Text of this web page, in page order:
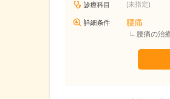
診療科目 (未指定)
詳細条件 腰痛
腰痛の治